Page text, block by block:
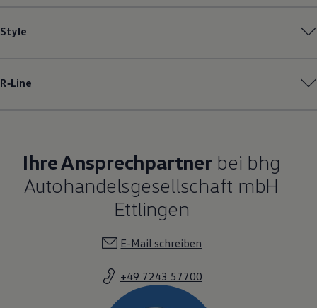
Style
R‑Line
Ihre Ansprechpartnerbei bhg
Autohandelsgesellschaft mbH
Ettlingen
E-Mail schreiben
+49 7243 57700